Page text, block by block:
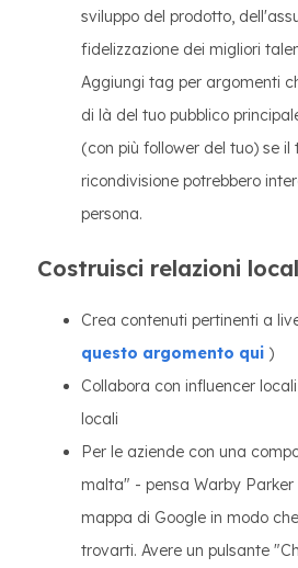
sviluppo del prodotto,
fidelizzazione dei migliori
Aggiungi tag per argomenti
di là del tuo pubblico
(con più follower del tuo) se il
ricondivisione potrebbero
persona.
Costruisci relazioni
Crea contenuti pertinenti a
questo argomento qui )
Collabora con influencer
locali
Per le aziende con una
malta" - pensa Warby
mappa di Google in modo
trovarti. Avere un pulsante